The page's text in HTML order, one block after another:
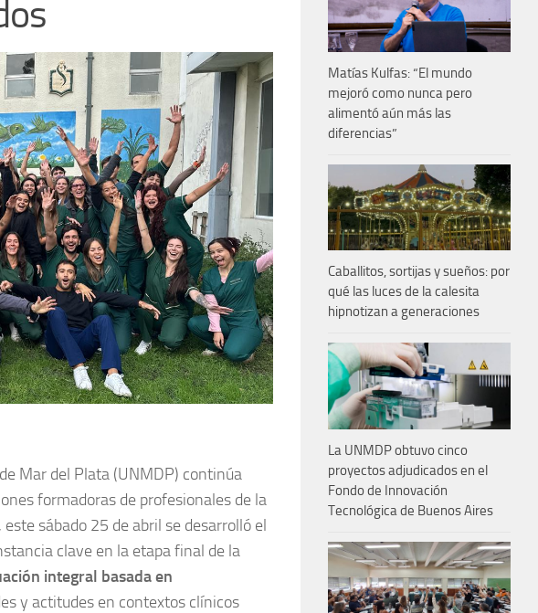
Mar del Plata (UNMDP) continúa
formadoras de profesionales de la
sábado 25 de abril se desarrolló el
clave en la etapa final de la
integral basada en
y actitudes en contextos clínicos
Matías Kulfas: “El mundo
mejoró como nunca pero
alimentó aún más las
diferencias”
Caballitos, sortijas y sueños: por
qué las luces de la calesita
hipnotizan a generaciones
La UNMDP obtuvo cinco
proyectos adjudicados en el
Fondo de Innovación
Tecnológica de Buenos Aires